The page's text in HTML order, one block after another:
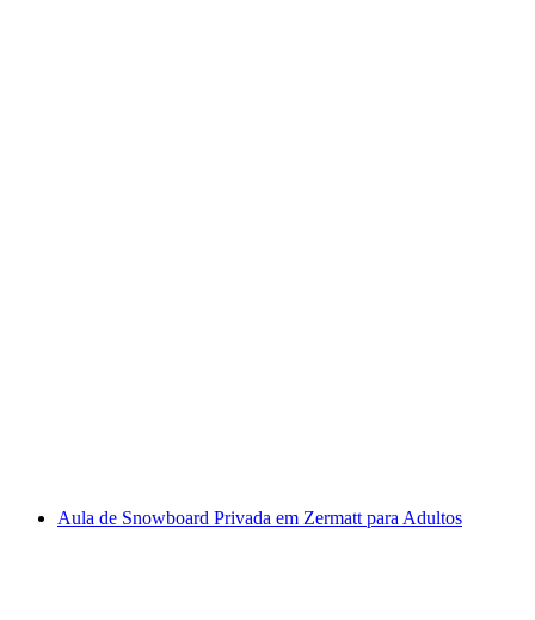
Aula de Snowboard Privada em Zermatt para Adultos